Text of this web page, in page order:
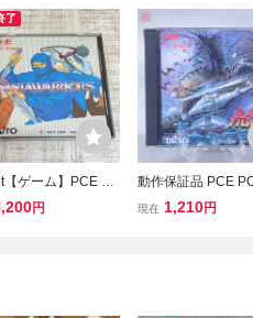
了
【ゲーム】PCE PC
ン Huカード ニン
円
動作保証品 PCE
ジン Huカード 究
現在 1,210円